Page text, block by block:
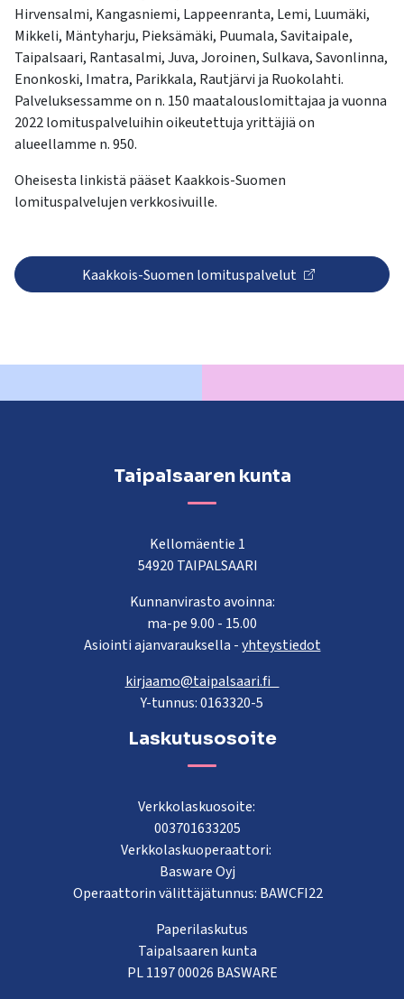
Hirvensalmi, Kangasniemi, Lappeenranta, Lemi, Luumäki,
Mikkeli, Mäntyharju, Pieksämäki, Puumala, Savitaipale,
Taipalsaari, Rantasalmi, Juva, Joroinen, Sulkava, Savonlinna,
Enonkoski, Imatra, Parikkala, Rautjärvi ja Ruokolahti.
Palveluksessamme on n. 150 maatalouslomittajaa ja vuonna
2022 lomituspalveluihin oikeutettuja yrittäjiä on
alueellamme n. 950.
Oheisesta linkistä pääset Kaakkois-Suomen
lomituspalvelujen verkkosivuille.
Kaakkois-Suomen lomituspalvelut
Taipalsaaren kunta
Kellomäentie 1
54920 TAIPALSAARI
Kunnanvirasto avoinna:
ma-pe 9.00 - 15.00
Asiointi ajanvarauksella -yhteystiedot
kirjaamo@taipalsaari.fi
Y-tunnus: 0163320-5
Laskutusosoite
Verkkolaskuosoite:
003701633205
Verkkolaskuoperaattori:
Basware Oyj
Operaattorin välittäjätunnus: BAWCFI22
Paperilaskutus
Taipalsaaren kunta
PL 1197 00026 BASWARE